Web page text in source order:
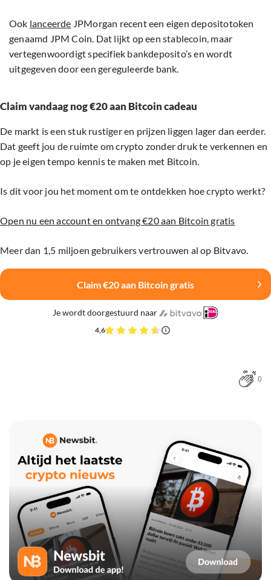
Ook lanceerde JPMorgan recent een eigen depositotoken
genaamd JPM Coin. Dat lijkt op een stablecoin, maar
vertegenwoordigt specifiek bankdeposito’s en wordt
uitgegeven door een gereguleerde bank.
Claim vandaag nog €20 aan Bitcoin cadeau
De markt is een stuk rustiger en prijzen liggen lager dan eerder.
Dat geeft jou de ruimte om crypto zonder druk te verkennen en
op je eigen tempo kennis te maken met Bitcoin.
Is dit voor jou het moment om te ontdekken hoe crypto werkt?
Open nu een account en ontvang €20 aan Bitcoin gratis
Meer dan 1,5 miljoen gebruikers vertrouwen al op Bitvavo.
Claim €20 aan Bitcoin gratis
Je wordt doorgestuurd naar
4,6
0